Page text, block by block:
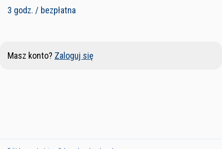
3 godz. / bezpłatna
Masz konto? Zaloguj się